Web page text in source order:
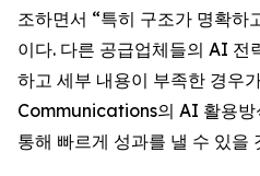
조하면서 “특히 구조가 명확하
이다. 다른 공급업체들의 AI 전
하고 세부 내용이 부족한 경우
Communications의 AI 활용방
통해 빠르게 성과를 낼 수 있을